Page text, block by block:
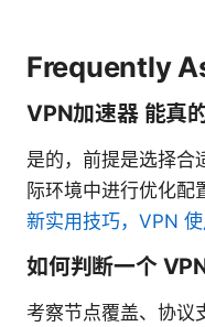
Frequently
VPN加速器 能真
是的，前提是选择合
际环境中进行优化配
新实用技巧，VPN
如何判断一个
考察节点覆盖、协议